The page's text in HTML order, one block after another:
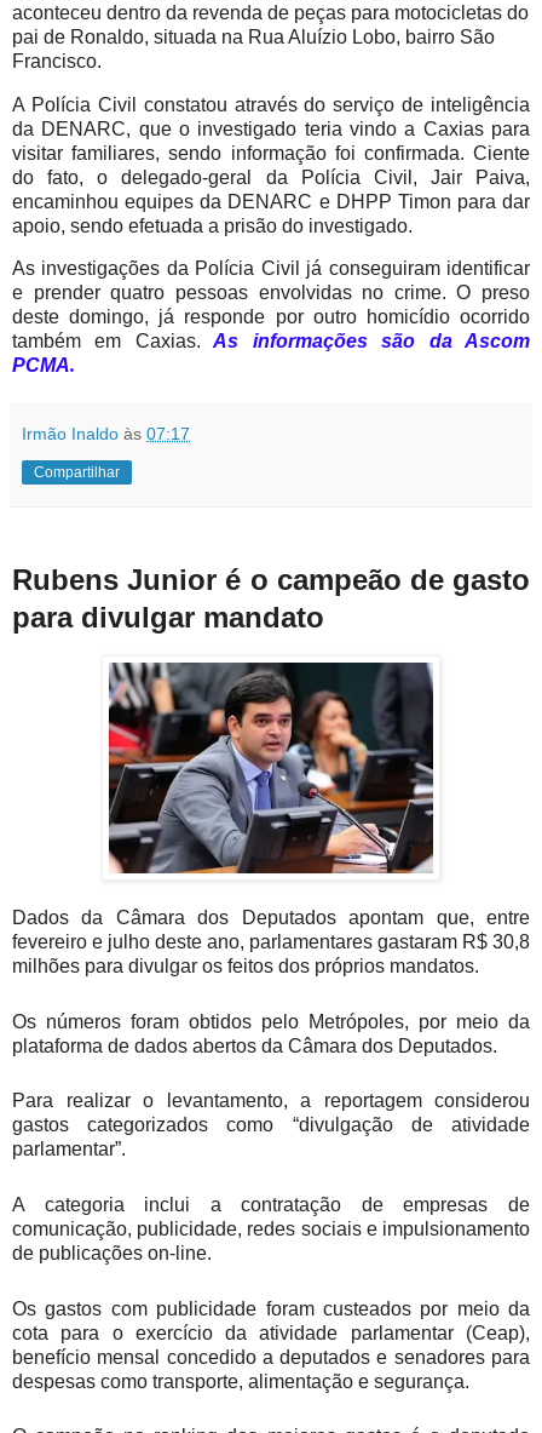
aconteceu dentro da revenda de peças para motocicletas do
pai de Ronaldo, situada na Rua Aluízio Lobo, bairro São
Francisco.
A Polícia Civil constatou através do serviço de inteligência
da DENARC, que o investigado teria vindo a Caxias para
visitar familiares, sendo informação foi confirmada. Ciente
do fato, o delegado-geral da Polícia Civil, Jair Paiva,
encaminhou equipes da DENARC e DHPP Timon para dar
apoio, sendo efetuada a prisão do investigado.
As investigações da Polícia Civil já conseguiram identificar
e prender quatro pessoas envolvidas no crime. O preso
deste domingo, já responde por outro homicídio ocorrido
também em Caxias. As informações são da Ascom
PCMA.
Irmão Inaldo às 07:17
Compartilhar
Rubens Junior é o campeão de gasto
para divulgar mandato
Dados da Câmara dos Deputados apontam que, entre
fevereiro e julho deste ano, parlamentares gastaram R$ 30,8
milhões para divulgar os feitos dos próprios mandatos.
Os números foram obtidos pelo Metrópoles, por meio da
plataforma de dados abertos da Câmara dos Deputados.
Para realizar o levantamento, a reportagem considerou
gastos categorizados como “divulgação de atividade
parlamentar”.
A categoria inclui a contratação de empresas de
comunicação, publicidade, redes sociais e impulsionamento
de publicações on-line.
Os gastos com publicidade foram custeados por meio da
cota para o exercício da atividade parlamentar (Ceap),
benefício mensal concedido a deputados e senadores para
despesas como transporte, alimentação e segurança.